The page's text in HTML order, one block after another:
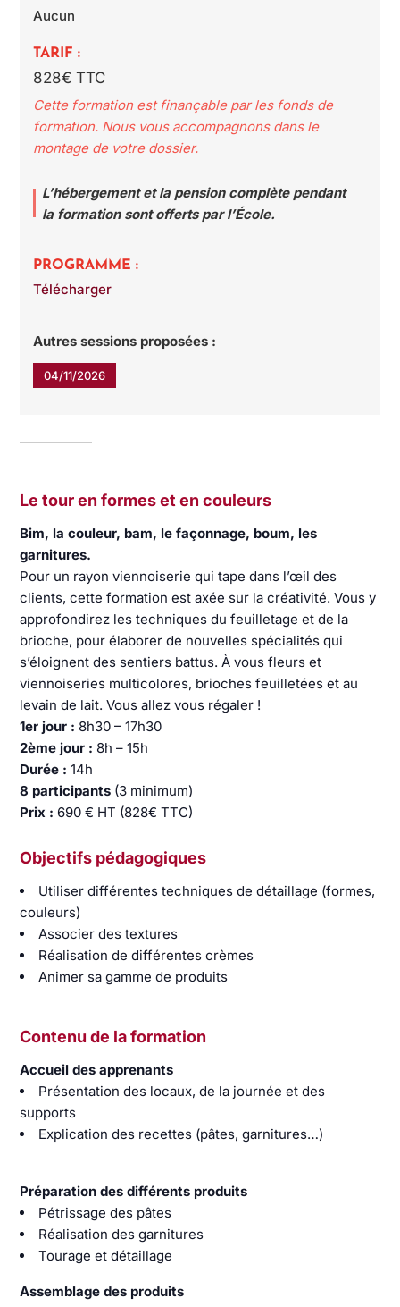
Aucun
TARIF :
828€ TTC
Cette formation est finançable par les fonds de
formation. Nous vous accompagnons dans le
montage de votre dossier.
L’hébergement et la pension complète pendant
la formation sont offerts par l’École.
PROGRAMME :
Télécharger
Autres sessions proposées :
04/11/2026
Le tour en formes et en couleurs
Bim, la couleur, bam, le façonnage, boum, les
garnitures.
Pour un rayon viennoiserie qui tape dans l’œil des
clients, cette formation est axée sur la créativité. Vous y
approfondirez les techniques du feuilletage et de la
brioche, pour élaborer de nouvelles spécialités qui
s’éloignent des sentiers battus. À vous fleurs et
viennoiseries multicolores, brioches feuilletées et au
levain de lait. Vous allez vous régaler !
1er jour : 8h30 – 17h30
2ème jour : 8h – 15h
Durée :14h
8 participants (3 minimum)
Prix : 690 € HT (828€ TTC)
Objectifs pédagogiques
Utiliser différentes techniques de détaillage (formes,
couleurs)
Associer des textures
Réalisation de différentes crèmes
Animer sa gamme de produits
Contenu de la formation
Accueil des apprenants
Présentation des locaux, de la journée et des
supports
Explication des recettes (pâtes, garnitures…)
Préparation des différents produits
Pétrissage des pâtes
Réalisation des garnitures
Tourage et détaillage
Assemblage des produits